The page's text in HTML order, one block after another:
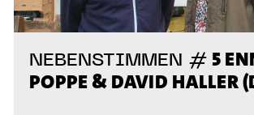
NEBENSTIMMEN # 5
POPPE & DAVID HALLER